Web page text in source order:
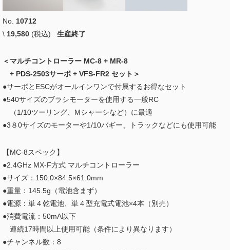
No. 10712
\ 19,580 (税込) 生産終了
＜マルチコントローラー MC-8 + MR-8
+ PDS-2503サーボ + VFS-FR2 セット＞
●サーボとESCがオールインワンで付属するお得なセット
●540サイズのブラシモーターを使用する一般RC
（1/10ツーリング、Mシャーシなど）に最適
●3８0サイズのモーターや1/10バギー、トラックなどにも使用可能
【MC-8スペック】
●2.4GHz MX-F方式 マルチコントローラー
●サイズ：150.0×84.5×61.0mm
●重量：145.5g（電池含まず）
●電源：単４乾電池、単４型充電式電池×4本（別売）
●消費電流：50mA以下
連続17時間以上使用可能（条件により異なります）
●チャンネル数：8